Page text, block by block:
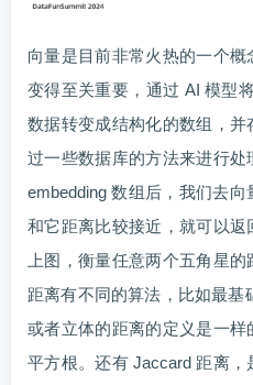
向量是目前非常火热的一个
变得至关重要，通过 AI 模型
数据转变成结构化的数组，
过一些数据库的方法来进行
embedding 数组后，我们去
和它距离比较接近，就可以
上图，衡量任意两个五角星
距离有不同的算法，比如最基
或者立体的距离的定义是一
平方根。还有 Jaccard 距离